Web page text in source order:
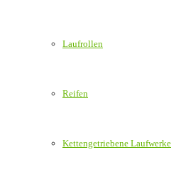
Laufrollen
Reifen
Kettengetriebene Laufwerke